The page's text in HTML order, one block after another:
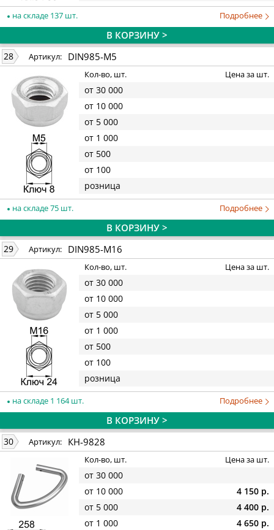
на складе 137 шт. Подробнее
В КОРЗИНУ >
28 Артикул: DIN985-M5
Кол-во, шт. Цена за шт.
от 30 000
от 10 000
от 5 000
от 1 000
от 500
от 100
розница
на складе 75 шт. Подробнее
В КОРЗИНУ >
29 Артикул: DIN985-M16
Кол-во, шт. Цена за шт.
от 30 000
от 10 000
от 5 000
от 1 000
от 500
от 100
розница
на складе 1 164 шт. Подробнее
В КОРЗИНУ >
30 Артикул: КН-9828
Кол-во, шт. Цена за шт.
от 30 000
от 10 000
4 150 р.
от 5 000
4 400 р.
от 1 000
4 650 р.